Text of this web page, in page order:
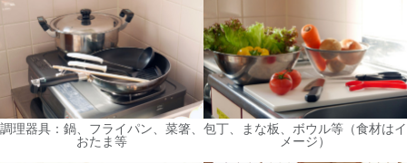
調理器具：鍋、フライパン、菜箸、
おたま等
包丁、まな板、ボウル等（食材はイ
メージ）